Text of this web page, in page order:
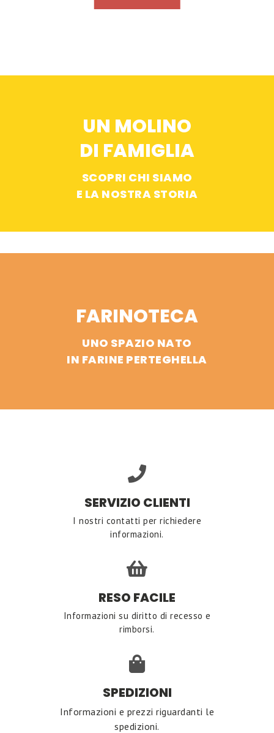
UN MOLINO
DI FAMIGLIA
SCOPRI CHI SIAMO
E LA NOSTRA STORIA
FARINOTECA
UNO SPAZIO NATO
IN FARINE PERTEGHELLA
SERVIZIO CLIENTI
I nostri contatti per richiedere
informazioni.
RESO FACILE
Informazioni su diritto di recesso e
rimborsi.
SPEDIZIONI
Informazioni e prezzi riguardanti le
spedizioni.